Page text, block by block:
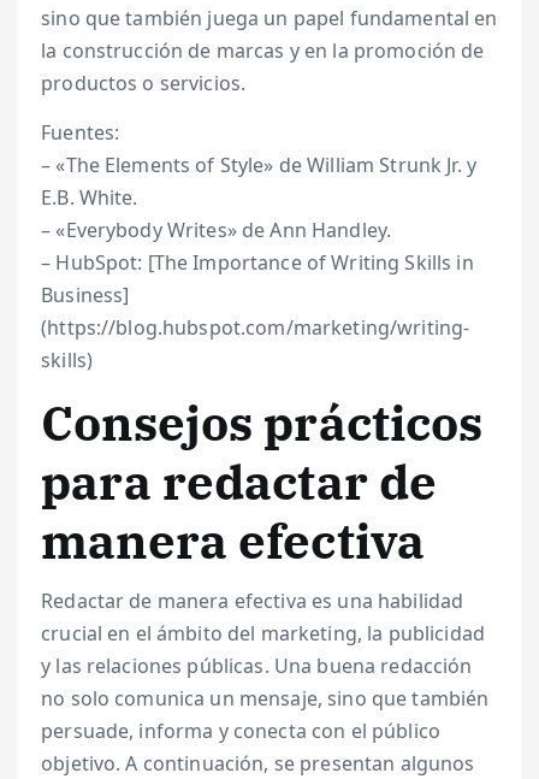
sino que también juega un papel fundamental en
la construcción de marcas y en la promoción de
productos o servicios.
Fuentes:
– «The Elements of Style» de William Strunk Jr. y
E.B. White.
– «Everybody Writes» de Ann Handley.
– HubSpot: [The Importance of Writing Skills in
Business]
(https://blog.hubspot.com/marketing/writing-
skills)
Consejos prácticos
para redactar de
manera efectiva
Redactar de manera efectiva es una habilidad
crucial en el ámbito del marketing, la publicidad
y las relaciones públicas. Una buena redacción
no solo comunica un mensaje, sino que también
persuade, informa y conecta con el público
objetivo. A continuación, se presentan algunos